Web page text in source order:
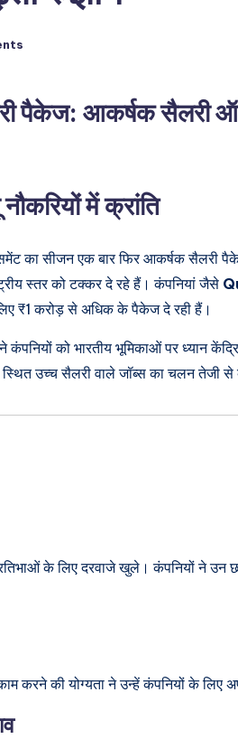
पैकेज: आकर्षक सैलरी
में क्रांति
का सीजन एक बार फिर आकर्षक सैलरी
स्तर को टक्कर दे रहे हैं। कंपनियां जैसे
₹1 करोड़ से अधिक के पैकेज दे रही हैं।
कंपनियों को भारतीय भूमिकाओं पर ध्यान
स्थित उच्च सैलरी वाले जॉब्स का चलन तेजी से
के लिए दरवाजे खुले। कंपनियों ने उन
की योग्यता ने उन्हें कंपनियों के लिए